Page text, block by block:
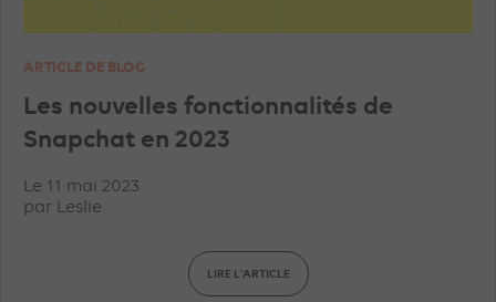
ARTICLE DE BLOG
Les nouvelles fonctionnalités de
Snapchat en 2023
Le 11 mai 2023
par Leslie
LIRE L'ARTICLE